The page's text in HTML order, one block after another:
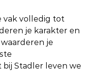
vak volledig tot
je karakter en
je
Stadler leven we